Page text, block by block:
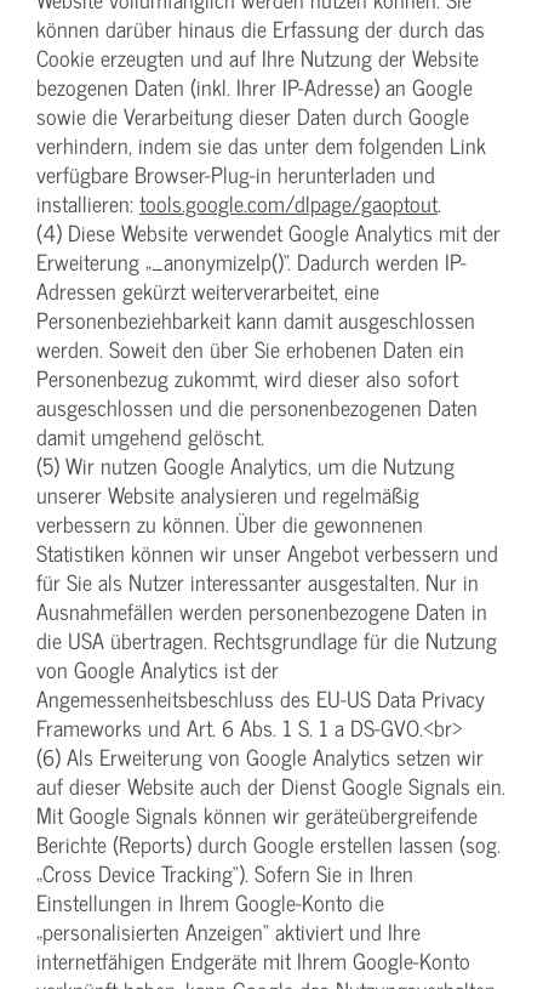
können darüber hinaus die Erfassung der durch das
Cookie erzeugten und auf Ihre Nutzung der Website
bezogenen Daten (inkl. Ihrer IP-Adresse) an Google
sowie die Verarbeitung dieser Daten durch Google
verhindern, indem sie das unter dem folgenden Link
verfügbare Browser-Plug-in herunterladen und
installieren: tools.google.com/dlpage/gaoptout.
(4) Diese Website verwendet Google Analytics mit der
Erweiterung „_anonymizeIp()“. Dadurch werden IP-
Adressen gekürzt weiterverarbeitet, eine
Personenbeziehbarkeit kann damit ausgeschlossen
werden. Soweit den über Sie erhobenen Daten ein
Personenbezug zukommt, wird dieser also sofort
ausgeschlossen und die personenbezogenen Daten
damit umgehend gelöscht.
(5) Wir nutzen Google Analytics, um die Nutzung
unserer Website analysieren und regelmäßig
verbessern zu können. Über die gewonnenen
Statistiken können wir unser Angebot verbessern und
für Sie als Nutzer interessanter ausgestalten. Nur in
Ausnahmefällen werden personenbezogene Daten in
die USA übertragen. Rechtsgrundlage für die Nutzung
von Google Analytics ist der
Angemessenheitsbeschluss des EU-US Data Privacy
Frameworks und Art. 6 Abs. 1 S. 1 a DS-GVO.<br>
(6) Als Erweiterung von Google Analytics setzen wir
auf dieser Website auch der Dienst Google Signals ein.
Mit Google Signals können wir geräteübergreifende
Berichte (Reports) durch Google erstellen lassen (sog.
„Cross Device Tracking“). Sofern Sie in Ihren
Einstellungen in Ihrem Google-Konto die
„personalisierten Anzeigen“ aktiviert und Ihre
internetfähigen Endgeräte mit Ihrem Google-Konto